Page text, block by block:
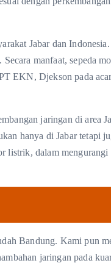
Jabar dan
manfaat, sepeda
EKN, Djekson pada
jaringan di area
hanya di Jabar tetapi
listrik, dalam mengurangi
Bandung. Kami pun
jaringan pada